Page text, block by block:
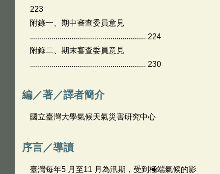
223
附錄一、期中審查委員意見
........................................................... 224
附錄二、期末審查委員意見
........................................................... 230
編／著／譯者簡介
國立臺灣大學氣候天氣災害研究中心
序言／導讀
臺灣每年5 月至11 月為汛期，受到極端氣候的影